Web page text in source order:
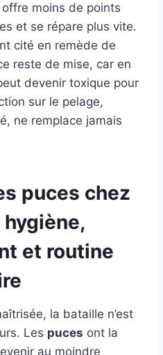
moins de points
et se répare plus vite.
cité en remède de
reste de mise, car en
devenir toxique pour
sur le pelage,
ne remplace jamais
puces chez
et routine
la bataille n’est
Les puces ont la
au moindre